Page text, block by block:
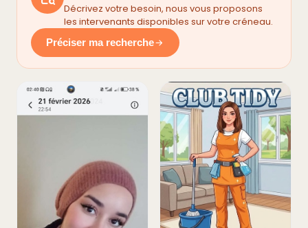
Décrivez votre besoin, nous vous proposons
les intervenants disponibles sur votre créneau.
Préciser ma recherche